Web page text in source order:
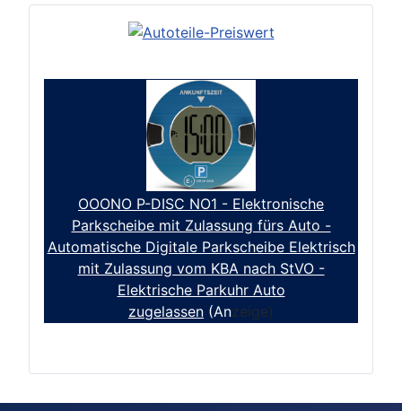
OOONO P-DISC NO1 - Elektronische
Parkscheibe mit Zulassung fürs Auto -
Automatische Digitale Parkscheibe Elektrisch
mit Zulassung vom KBA nach StVO -
Elektrische Parkuhr Auto
zugelassen (Anzeige)